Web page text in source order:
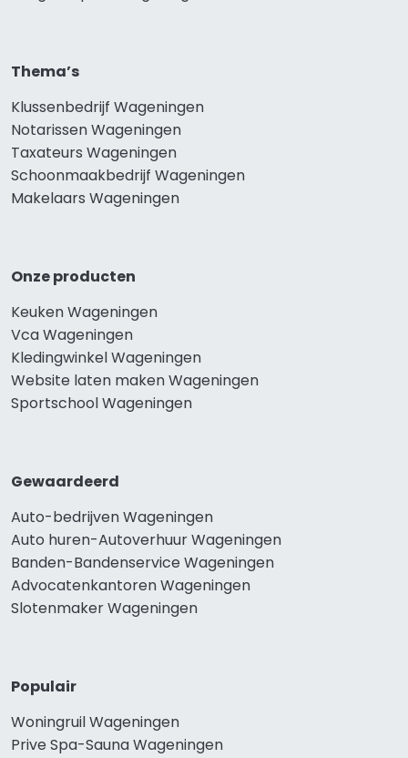
Thema’s
Klussenbedrijf Wageningen
Notarissen Wageningen
Taxateurs Wageningen
Schoonmaakbedrijf Wageningen
Makelaars Wageningen
Onze producten
Keuken Wageningen
Vca Wageningen
Kledingwinkel Wageningen
Website laten maken Wageningen
Sportschool Wageningen
Gewaardeerd
Auto-bedrijven Wageningen
Auto huren-Autoverhuur Wageningen
Banden-Bandenservice Wageningen
Advocatenkantoren Wageningen
Slotenmaker Wageningen
Populair
Woningruil Wageningen
Prive Spa-Sauna Wageningen